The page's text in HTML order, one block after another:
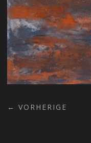
← VORHERIGE